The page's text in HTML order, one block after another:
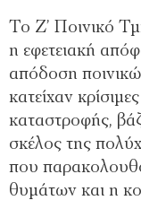
Το Ζ’ Ποινικό
η εφετειακή
απόδοση
κατείχαν
καταστροφής,
σκέλος της
που
θυμάτων και η